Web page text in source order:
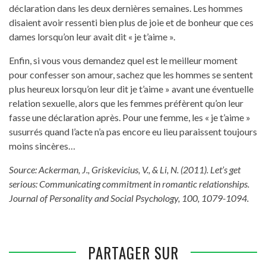
déclaration dans les deux dernières semaines. Les hommes
disaient avoir ressenti bien plus de joie et de bonheur que ces
dames lorsqu’on leur avait dit « je t’aime ».
Enfin, si vous vous demandez quel est le meilleur moment
pour confesser son amour, sachez que les hommes se sentent
plus heureux lorsqu’on leur dit je t’aime » avant une éventuelle
relation sexuelle, alors que les femmes préfèrent qu’on leur
fasse une déclaration après. Pour une femme, les « je t’aime »
susurrés quand l’acte n’a pas encore eu lieu paraissent toujours
moins sincères…
Source: Ackerman, J., Griskevicius, V., & Li, N. (2011). Let’s get
serious: Communicating commitment in romantic relationships.
Journal of Personality and Social Psychology, 100, 1079-1094.
PARTAGER SUR